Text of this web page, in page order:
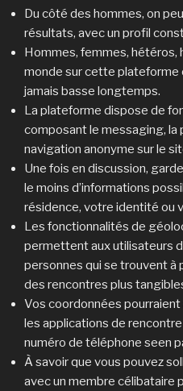
Du côté des hommes, on
résultats, avec un profil
Hommes, femmes, hétéros,
monde sur cette plateforme
jamais basse longtemps.
La plateforme dispose de
composant le messaging, la
navigation anonyme sur le
Une fois en discussion,
le moins d’informations
résidence, votre identité ou
Les fonctionnalités de
permettent aux utilisateurs
personnes qui se trouvent à
des rencontres plus
Vos coordonnées
les applications de
numéro de téléphone seen
À savoir que vous pouvez
avec un membre célibataire